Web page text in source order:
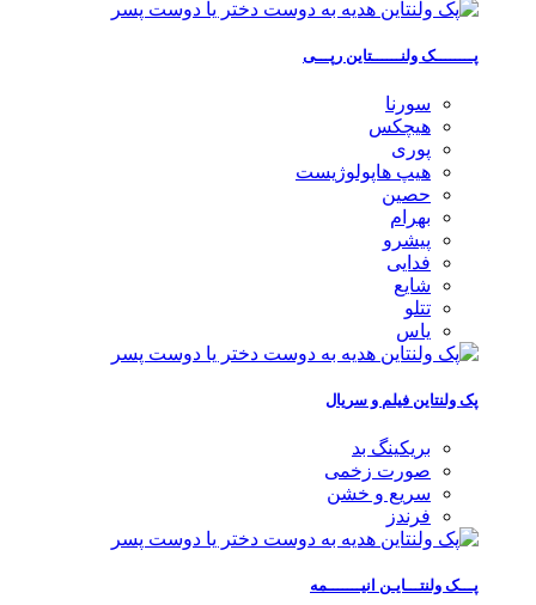
پــــــــک ولنــــــتاین رپـــی
سورنا
هیچکس
پوری
هیپ هاپولوژیست
حصین
بهرام
پیشرو
فدایی
شایع
تتلو
یاس
پک ولنتاین فیلم و سریال
بریکینگ بد
صورت زخمی
سریع و خشن
فرندز
پـــک ولنتـــایـن انیـــــــمه